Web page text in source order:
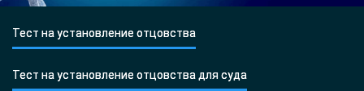
Тест на установление отцовства
Тест на установление отцовства для суда